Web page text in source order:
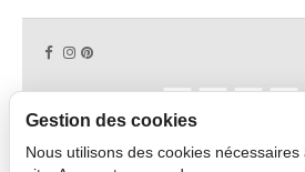
Copyright © 2026
Gestion des cookies
Nous utilisons des cookies